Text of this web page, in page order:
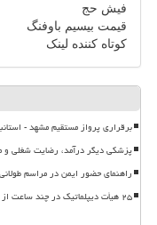
فیش حج
قیمت بیسیم باوفنگ
کوتاه کننده لینک
برقراری پرواز مستقیم مشهد -
پزشکی دیگر درآمد، رضایت شغلی و
راهنمای حضور ایمن در مراسم
۲۵ هیأت دیپلماتیک در چند ساعت از راه فرودگاه مهرآباد پذیرش شدند